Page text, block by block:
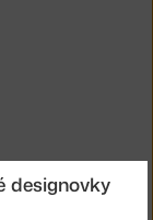
designovky